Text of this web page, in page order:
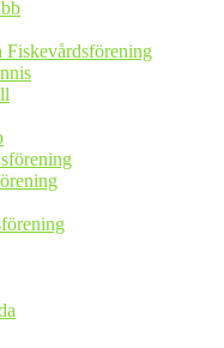
Fiskevårdsförening